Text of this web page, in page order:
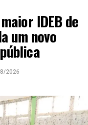
IDEB de
um novo
2026